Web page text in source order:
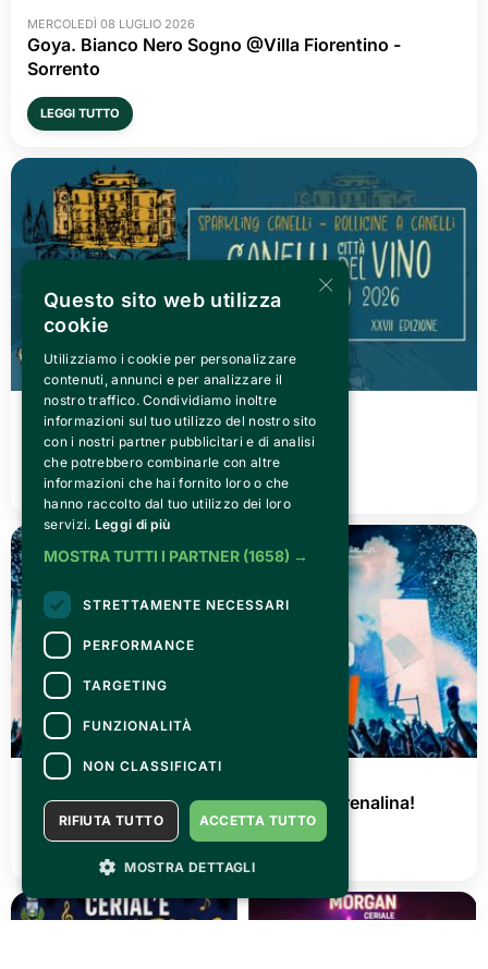
MERCOLEDÌ 08 LUGLIO 2026
Goya. Bianco Nero Sogno @Villa Fiorentino -
Sorrento
LEGGI TUTTO
VENERDÌ 03 LUGLIO 2026
Canelli città del Vino 2026
LEGGI TUTTO
GIOVEDÌ 02 LUGLIO 2026
AGRISHOW 2026: tre giorni di pura adrenalina!
LEGGI TUTTO
×
Questo sito web utilizza
cookie
Utilizziamo i cookie per personalizzare
contenuti, annunci e per analizzare il
nostro traffico. Condividiamo inoltre
informazioni sul tuo utilizzo del nostro sito
con i nostri partner pubblicitari e di analisi
che potrebbero combinarle con altre
informazioni che hai fornito loro o che
hanno raccolto dal tuo utilizzo dei loro
servizi. Leggi di più
MOSTRA TUTTI I PARTNER (1658) →
STRETTAMENTE NECESSARI
PERFORMANCE
TARGETING
FUNZIONALITÀ
NON CLASSIFICATI
ACCETTA TUTTO
RIFIUTA TUTTO
MOSTRA DETTAGLI